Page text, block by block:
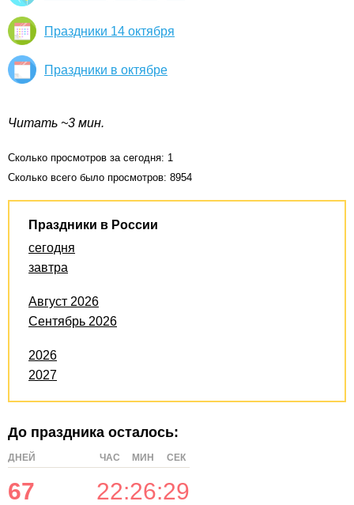
Праздники 14 октября
Праздники в октябре
Читать ~3 мин.
Сколько просмотров за сегодня: 1
Сколько всего было просмотров: 8954
Праздники в России
сегодня
завтра
Август 2026
Сентябрь 2026
2026
2027
До праздника осталось:
ДНЕЙ ЧАС МИН СЕК
67 22:26:29